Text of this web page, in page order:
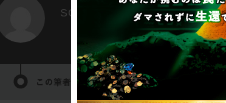
SCRAP